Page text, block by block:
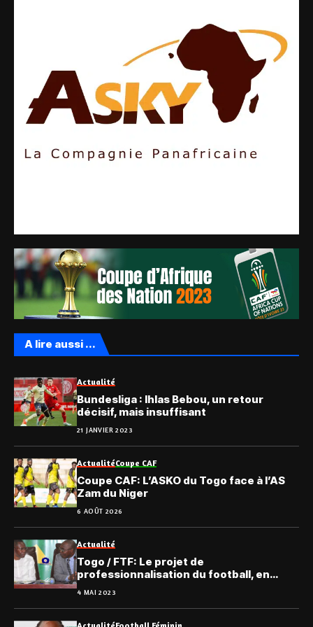
A lire aussi ...
Actualité
Bundesliga : Ihlas Bebou, un retour
décisif, mais insuffisant
21 JANVIER 2023
ActualitéCoupe CAF
Coupe CAF: L’ASKO du Togo face à l’AS
Zam du Niger
6 AOÛT 2026
Actualité
Togo / FTF: Le projet de
professionnalisation du football, en
détails
4 MAI 2023